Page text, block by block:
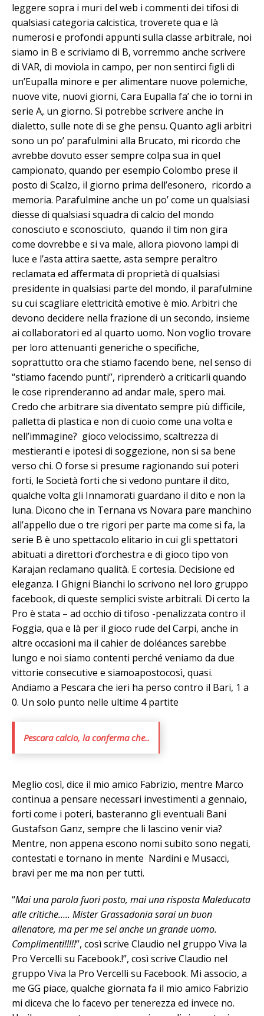
leggere sopra i muri del web i commenti dei tifosi di
qualsiasi categoria calcistica, troverete qua e là
numerosi e profondi appunti sulla classe arbitrale, noi
siamo in B e scriviamo di B, vorremmo anche scrivere
di VAR, di moviola in campo, per non sentirci figli di
un’Eupalla minore e per alimentare nuove polemiche,
nuove vite, nuovi giorni, Cara Eupalla fa’ che io torni in
serie A, un giorno. Si potrebbe scrivere anche in
dialetto, sulle note di se ghe pensu. Quanto agli arbitri
sono un po’ parafulmini alla Brucato, mi ricordo che
avrebbe dovuto esser sempre colpa sua in quel
campionato, quando per esempio Colombo prese il
posto di Scalzo, il giorno prima dell’esonero, ricordo a
memoria. Parafulmine anche un po’ come un qualsiasi
diesse di qualsiasi squadra di calcio del mondo
conosciuto e sconosciuto, quando il tim non gira
come dovrebbe e si va male, allora piovono lampi di
luce e l’asta attira saette, asta sempre peraltro
reclamata ed affermata di proprietà di qualsiasi
presidente in qualsiasi parte del mondo, il parafulmine
su cui scagliare elettricità emotive è mio. Arbitri che
devono decidere nella frazione di un secondo, insieme
ai collaboratori ed al quarto uomo. Non voglio trovare
per loro attenuanti generiche o specifiche,
soprattutto ora che stiamo facendo bene, nel senso di
“stiamo facendo punti”, riprenderò a criticarli quando
le cose riprenderanno ad andar male, spero mai.
Credo che arbitrare sia diventato sempre più difficile,
palletta di plastica e non di cuoio come una volta e
nell’immagine? gioco velocissimo, scaltrezza di
mestieranti e ipotesi di soggezione, non si sa bene
verso chi. O forse si presume ragionando sui poteri
forti, le Società forti che si vedono puntare il dito,
qualche volta gli Innamorati guardano il dito e non la
luna. Dicono che in Ternana vs Novara pare manchino
all’appello due o tre rigori per parte ma come si fa, la
serie B è uno spettacolo elitario in cui gli spettatori
abituati a direttori d’orchestra e di gioco tipo von
Karajan reclamano qualità. E cortesia. Decisione ed
eleganza. I Ghigni Bianchi lo scrivono nel loro gruppo
facebook, di queste semplici sviste arbitrali. Di certo la
Pro è stata – ad occhio di tifoso -penalizzata contro il
Foggia, qua e là per il gioco rude del Carpi, anche in
altre occasioni ma il cahier de doléances sarebbe
lungo e noi siamo contenti perché veniamo da due
vittorie consecutive e siamoapostocosì, quasi.
Andiamo a Pescara che ieri ha perso contro il Bari, 1 a
0. Un solo punto nelle ultime 4 partite
Pescara calcio, la conferma che..
Meglio così, dice il mio amico Fabrizio, mentre Marco
continua a pensare necessari investimenti a gennaio,
forti come i poteri, basteranno gli eventuali Bani
Gustafson Ganz, sempre che li lascino venir via?
Mentre, non appena escono nomi subito sono negati,
contestati e tornano in mente Nardini e Musacci,
bravi per me ma non per tutti.
“Mai una parola fuori posto, mai una risposta Maleducata
alle critiche….. Mister Grassadonia sarai un buon
allenatore, ma per me sei anche un grande uomo.
Complimenti!!!!!”, così scrive Claudio nel gruppo Viva la
Pro Vercelli su Facebook.!”, così scrive Claudio nel
gruppo Viva la Pro Vercelli su Facebook. Mi associo, a
me GG piace, qualche giornata fa il mio amico Fabrizio
mi diceva che lo facevo per tenerezza ed invece no.